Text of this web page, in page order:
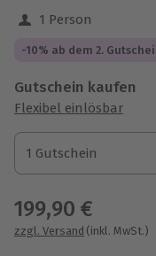
1 Person
-10% ab dem 2.
Gutschein kaufen
Flexibel einlösbar
1 Gutschein
1 Gutschein
1 Gutschein
199,90 €
zzgl. Versand (inkl. MwSt.)